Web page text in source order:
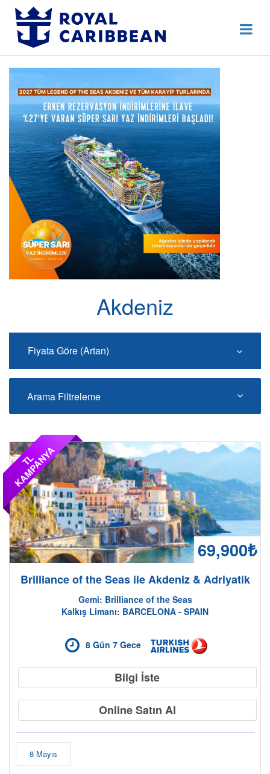
Hakkımızda
İletişim
Kurumsal Geziler
Blog
Online Check In
Giriş Yap
Destek Hattı 444 80 92
Erken Rezervasyon
Akdeniz
Fiyata Göre (Artan)
Arama Filtreleme
T
L
K
A
M
P
A
N
Y
A
69,900₺
Brilliance of the Seas ile Akdeniz & Adriyatik
Gemi: Brilliance of the Seas
Kalkış Limanı: BARCELONA - SPAIN
8 Gün 7 Gece
Bilgi İste
Online Satın Al
8 Mayıs